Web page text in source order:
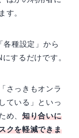
す。
各種設定」から
するだけです。
さっきもオンラ
ている」といっ
め、 知り合いに
クを軽減できま